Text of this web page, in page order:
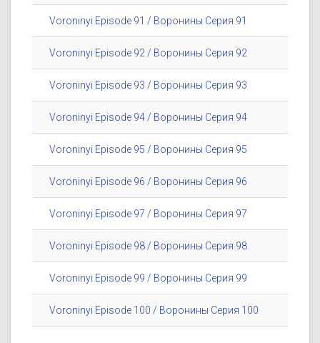
Voroninyi Episode 91 / Воронины Серия 91
Voroninyi Episode 92 / Воронины Серия 92
Voroninyi Episode 93 / Воронины Серия 93
Voroninyi Episode 94 / Воронины Серия 94
Voroninyi Episode 95 / Воронины Серия 95
Voroninyi Episode 96 / Воронины Серия 96
Voroninyi Episode 97 / Воронины Серия 97
Voroninyi Episode 98 / Воронины Серия 98
Voroninyi Episode 99 / Воронины Серия 99
Voroninyi Episode 100 / Воронины Серия 100